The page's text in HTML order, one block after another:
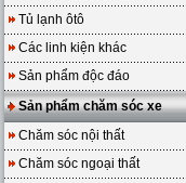
Tủ lạnh ôtô
Các linh kiện khác
Sản phẩm độc đáo
Sản phẩm chăm sóc xe
Chăm sóc nội thất
Chăm sóc ngoại thất